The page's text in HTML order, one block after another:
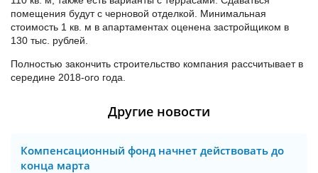
помещения будут с черновой отделкой. Минимальная
стоимость 1 кв. м в апартаментах оценена застройщиком в
130 тыс. рублей.
Полностью закончить строительство компания рассчитывает в
середине 2018-ого года.
Другие новости
Компенсационный фонд начнет действовать до
конца марта